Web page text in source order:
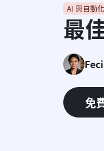
AI 與自動化
最
免